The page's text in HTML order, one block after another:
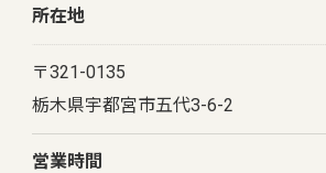
所在地
〒321-0135
栃木県宇都宮市五代3-6-2
営業時間